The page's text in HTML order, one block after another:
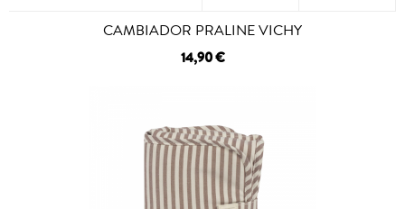
CAMBIADOR PRALINE VICHY
14,90 €